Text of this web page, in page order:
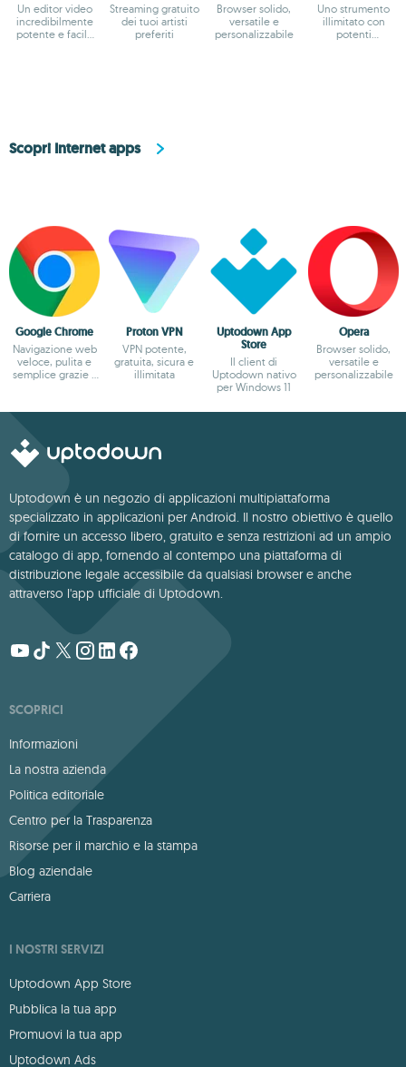
Un editor video
incredibilmente
potente e facile
Streaming gratuito
dei tuoi artisti
preferiti
Browser solido,
versatile e
personalizzabile
Uno strumento
illimitato con
potenti
Scopri Internet apps
Google Chrome
Navigazione web
veloce, pulita e
semplice grazie a
Proton VPN
VPN potente,
gratuita, sicura e
illimitata
Uptodown App
Store
Il client di
Uptodown nativo
per Windows 11
Opera
Browser solido,
versatile e
personalizzabile
Uptodown è un negozio di applicazioni multipiattaforma
specializzato in applicazioni per Android. Il nostro obiettivo è quello
di fornire un accesso libero, gratuito e senza restrizioni ad un ampio
catalogo di app, fornendo al contempo una piattaforma di
distribuzione legale accessibile da qualsiasi browser e anche
attraverso l'app ufficiale di Uptodown.
SCOPRICI
Informazioni
La nostra azienda
Politica editoriale
Centro per la Trasparenza
Risorse per il marchio e la stampa
Blog aziendale
Carriera
I NOSTRI SERVIZI
Uptodown App Store
Pubblica la tua app
Promuovi la tua app
Uptodown Ads